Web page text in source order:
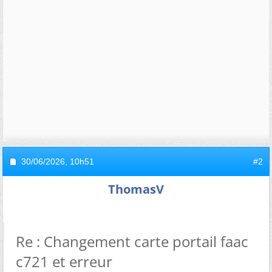
30/06/2026, 10h51 #2
ThomasV
Re : Changement carte portail faac
c721 et erreur